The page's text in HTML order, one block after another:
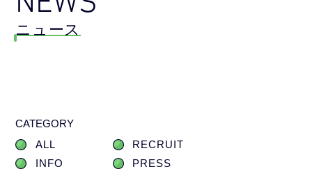
ニュース
CATEGORY
ALL
RECRUIT
INFO
PRESS